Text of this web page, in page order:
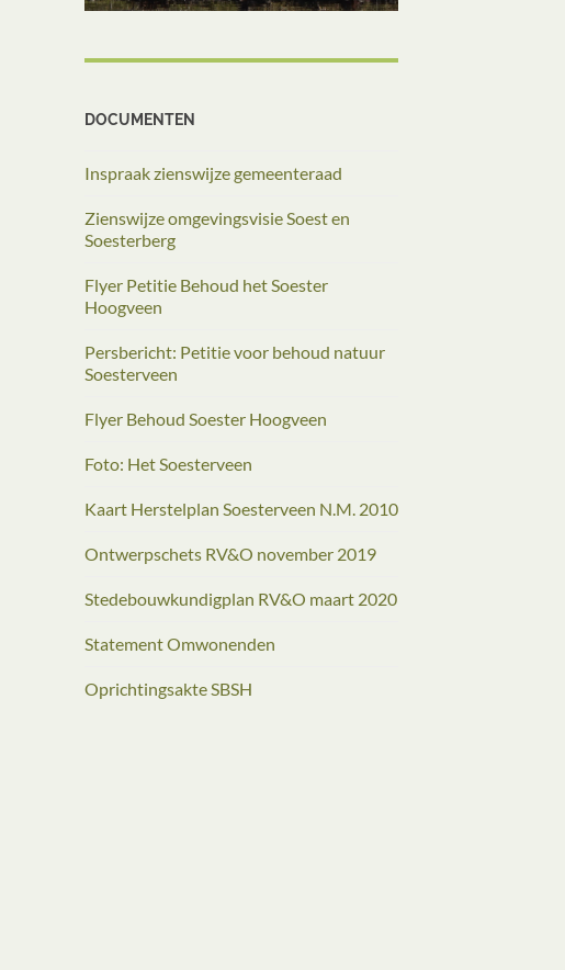
DOCUMENTEN
Inspraak zienswijze gemeenteraad
Zienswijze omgevingsvisie Soest en
Soesterberg
Flyer Petitie Behoud het Soester
Hoogveen
Persbericht: Petitie voor behoud natuur
Soesterveen
Flyer Behoud Soester Hoogveen
Foto: Het Soesterveen
Kaart Herstelplan Soesterveen N.M. 2010
Ontwerpschets RV&O november 2019
Stedebouwkundigplan RV&O maart 2020
Statement Omwonenden
Oprichtingsakte SBSH